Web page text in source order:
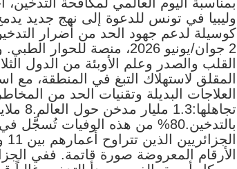
وليبيا في تونس للدعوة إلى نهج جديد يدمج
كوسيلة لدعم جهود الحد من أضرار
2 جوان/يونيو 2026، منصة
القلب والصدر وعلم الأوبئة من الدول
المقلق لاستهلاك التبغ في المنطقة،
العلاجات البديلة وتقنيات الحد من
الأرقام المعروضة صورة قاتمة. ففي